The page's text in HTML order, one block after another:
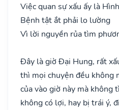
Việc quan sự xấu ấy là
Bệnh tật ắt phải lo lường
Vì lời nguyền rủa tìm
Đây là giờ Đại Hung, rất
thì mọi chuyện đều không
của vào giờ này mà không
không có lợi, hay bị trái ý,